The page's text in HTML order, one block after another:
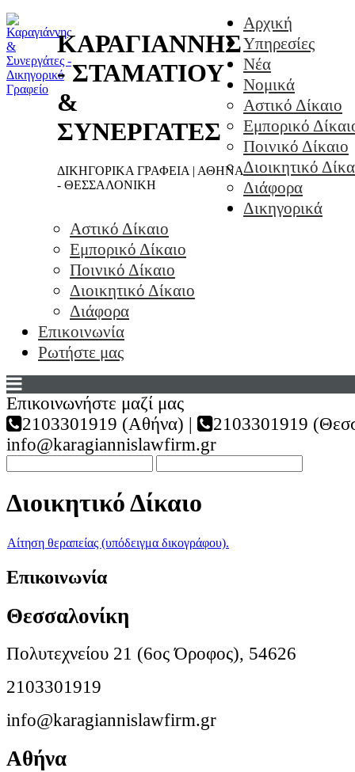
ΚΑΡΑΓΙΑΝΝΗΣ
- ΣΤΑΜΑΤΙΟΥ
&
ΣΥΝΕΡΓΑΤΕΣ
ΔΙΚΗΓΟΡΙΚΑ ΓΡΑΦΕΙΑ | ΑΘΗΝΑ
- ΘΕΣΣΑΛΟΝΙΚΗ
Αρχική
Υπηρεσίες
Νέα
Νομικά
Αστικό Δίκαιο
Εμπορικό
Ποινικό Δίκαιο
Διοικητικό
Διάφορα
Δικηγορικά
Αστικό Δίκαιο
Εμπορικό Δίκαιο
Ποινικό Δίκαιο
Διοικητικό Δίκαιο
Διάφορα
Επικοινωνία
Ρωτήστε μας
Επικοινωνήστε μαζί μας
2103301919 (Αθήνα) |
2103301919
info@karagiannislawfirm.gr
Διοικητικό Δίκαιο
Αίτηση θεραπείας (υπόδειγμα δικογράφου).
Επικοινωνία
Θεσσαλονίκη
Πολυτεχνείου 21 (6ος Όροφος), 54626
2103301919
info@karagiannislawfirm.gr
Αθήνα